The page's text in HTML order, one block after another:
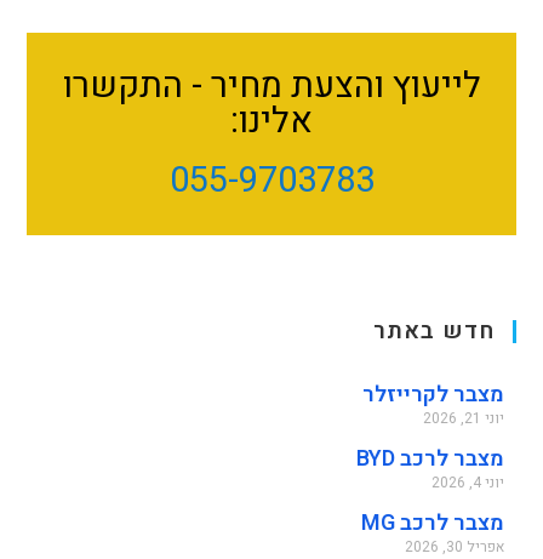
לייעוץ והצעת מחיר - התקשרו
אלינו:
055-9703783
חדש באתר
מצבר לקרייזלר
יוני 21, 2026
מצבר לרכב BYD
יוני 4, 2026
מצבר לרכב MG
אפריל 30, 2026